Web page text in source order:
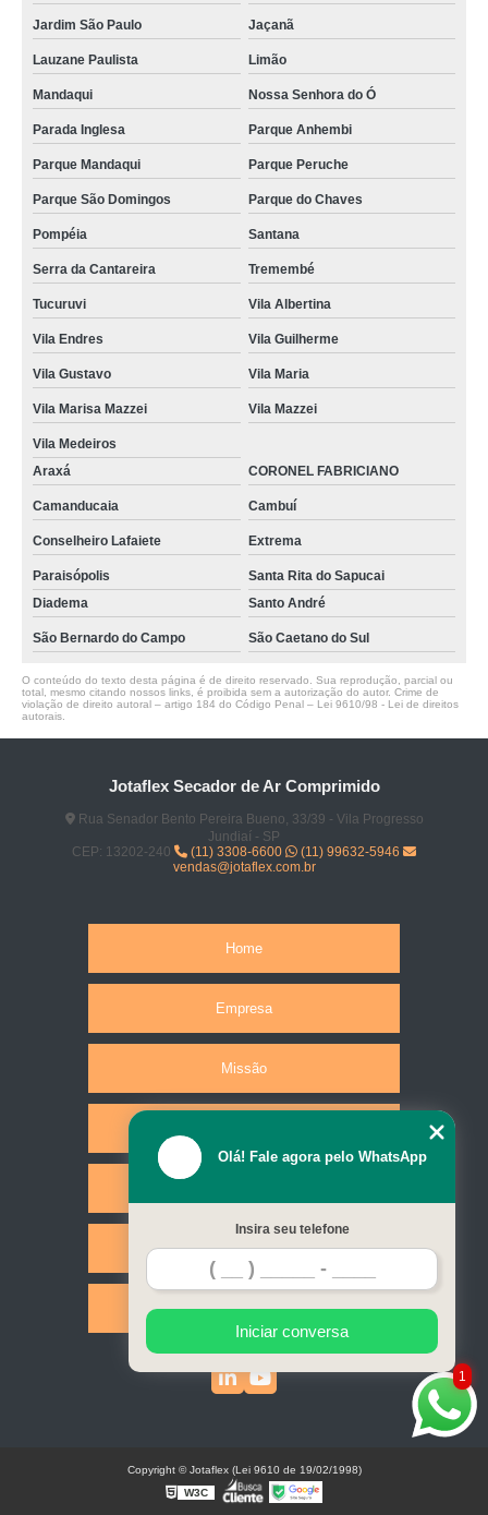
Jardim São Paulo Jaçanã
Lauzane Paulista Limão
Mandaqui Nossa Senhora do Ó
Parada Inglesa Parque Anhembi
Parque Mandaqui Parque Peruche
Parque São Domingos Parque do Chaves
Pompéia Santana
Serra da Cantareira Tremembé
Tucuruvi Vila Albertina
Vila Endres Vila Guilherme
Vila Gustavo Vila Maria
Vila Marisa Mazzei Vila Mazzei
Vila Medeiros
Araxá
CORONEL FABRICIANO
Camanducaia Cambuí
Conselheiro Lafaiete Extrema
Paraisópolis
Santa Rita do Sapucai
Diadema
Santo André
São Bernardo do Campo São Caetano do Sul
O conteúdo do texto desta página é de direito reservado. Sua reprodução, parcial ou
total, mesmo citando nossos links, é proibida sem a autorização do autor. Crime de
violação de direito autoral – artigo 184 do Código Penal – Lei 9610/98 - Lei de direitos
autorais
Jotaflex Secador de Ar Comprimido
Rua Senador Bento Pereira Bueno, 33/39 - Vila Progresso
Jundiaí - SP
CEP: 13202-240
(11) 3308-6600
(11) 99632-5946
vendas@jotaflex.com.br
Home
Empresa
Missão
Contato
Mapa do site
1
Olá! Fale agora pelo WhatsApp
Insira seu telefone
Iniciar conversa
Copyright © Jotaflex (Lei 9610 de 19/02/1998)
W3C